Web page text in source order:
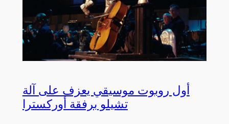
أول روبوت موسيقي يعزف على آلة
تشيلو برفقة أوركسترا